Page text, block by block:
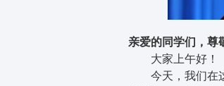
亲爱的同学们，尊
大家上午好！
今天，我们在这